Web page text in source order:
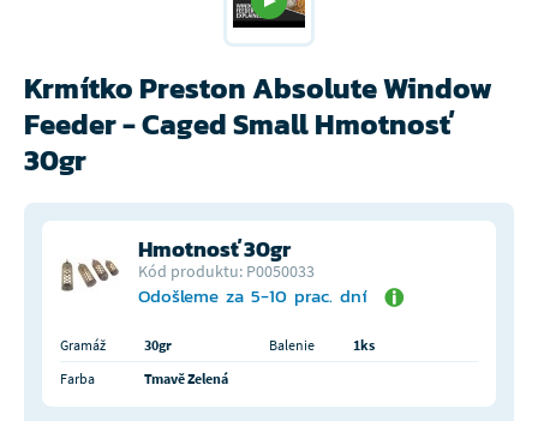
Krmítko Preston Absolute Window
Feeder - Caged Small Hmotnosť
30gr
Hmotnosť 30gr
Kód produktu: P0050033
Odošleme za 5-10 prac. dní
Gramáž 30gr Balenie
1ks
Farba
Tmavě Zelená